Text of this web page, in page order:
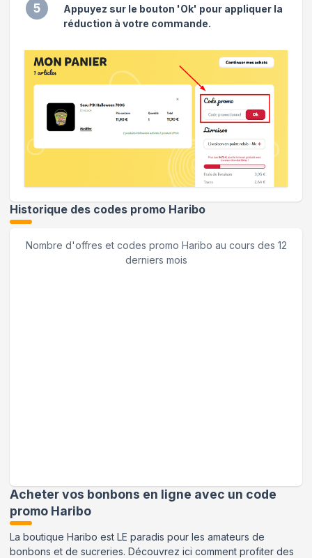
5
Appuyez sur le bouton 'Ok' pour appliquer la
réduction à votre commande.
Historique des codes promo Haribo
Nombre d'offres et codes promo Haribo au cours des 12
derniers mois
Acheter vos bonbons en ligne avec un code
promo Haribo
La boutique Haribo est LE paradis pour les amateurs de
bonbons et de sucreries. Découvrez ici comment profiter des